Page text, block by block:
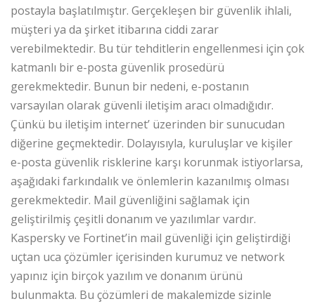
postayla başlatılmıştır. Gerçekleşen bir güvenlik ihlali,
müşteri ya da şirket itibarına ciddi zarar
verebilmektedir. Bu tür tehditlerin engellenmesi için çok
katmanlı bir e-posta güvenlik prosedürü
gerekmektedir. Bunun bir nedeni, e-postanın
varsayılan olarak güvenli iletişim aracı olmadığıdır.
Çünkü bu iletişim internet’ üzerinden bir sunucudan
diğerine geçmektedir. Dolayısıyla, kuruluşlar ve kişiler
e-posta güvenlik risklerine karşı korunmak istiyorlarsa,
aşağıdaki farkındalık ve önlemlerin kazanılmış olması
gerekmektedir. Mail güvenliğini sağlamak için
geliştirilmiş çeşitli donanım ve yazılımlar vardır.
Kaspersky ve Fortinet’in mail güvenliği için geliştirdiği
uçtan uca çözümler içerisinden kurumuz ve network
yapınız için birçok yazılım ve donanım ürünü
bulunmakta. Bu çözümleri de makalemizde sizinle